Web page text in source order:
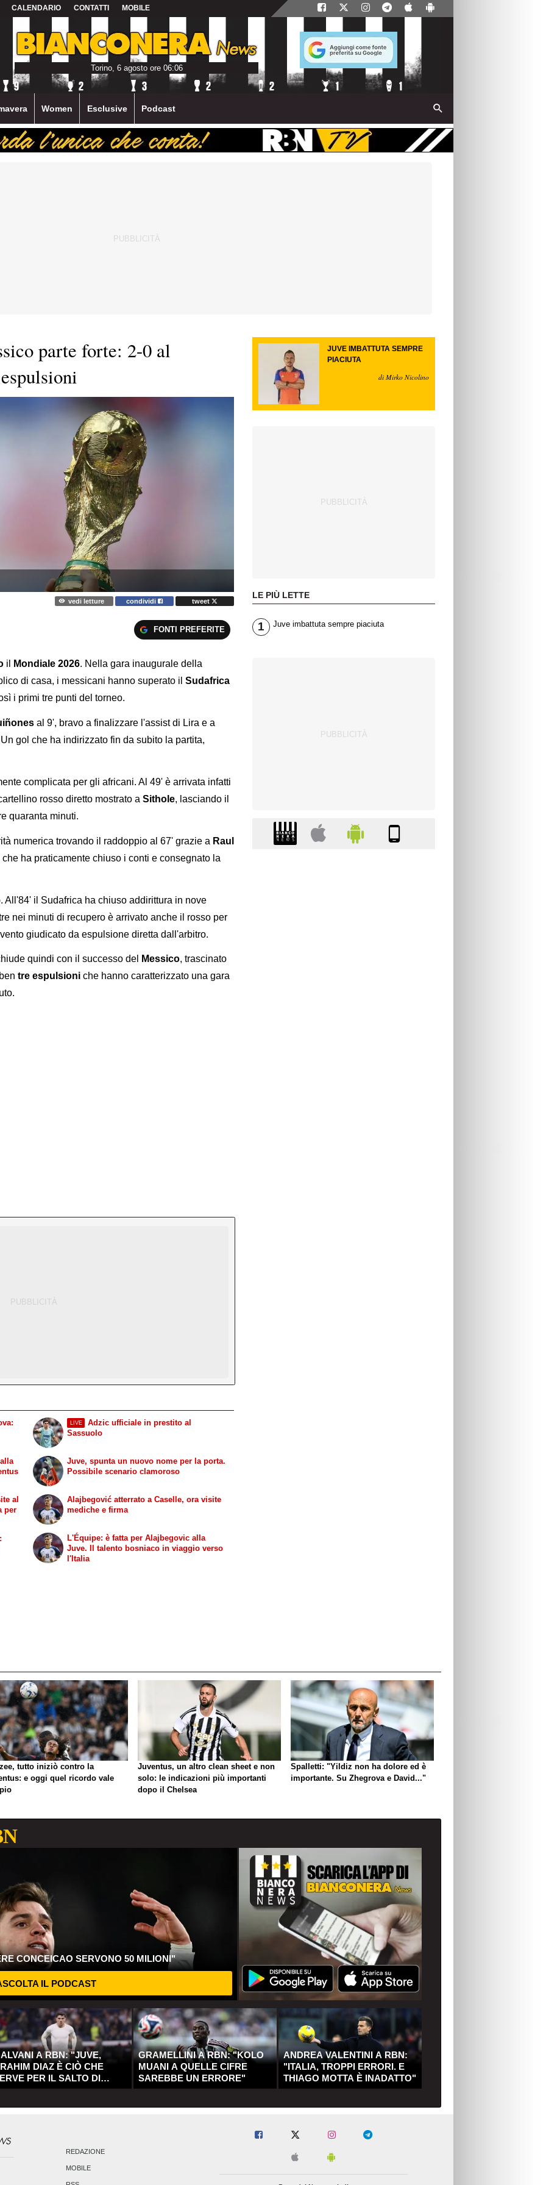
CALENDARIO CONTATTI MOBILE
Torino, 6 agosto ore 06:06
Women Esclusive Podcast
parte forte: 2-0 al
vedi letture condividi tweet
FONTI PREFERITE
il Mondiale 2026. Nella gara inaugurale della
di casa, i messicani hanno superato il Sudafrica
i primi tre punti del torneo.
al 9', bravo a finalizzare l'assist di Lira e a
gol che ha indirizzato fin da subito la partita,
complicata per gli africani. Al 49' è arrivata infatti
rosso diretto mostrato a Sithole, lasciando il
quaranta minuti.
numerica trovando il raddoppio al 67' grazie a Raul
ha praticamente chiuso i conti e consegnato la
All'84' il Sudafrica ha chiuso addirittura in nove
nei minuti di recupero è arrivato anche il rosso per
giudicato da espulsione diretta dall'arbitro.
quindi con il successo del Messico, trascinato
tre espulsioni che hanno caratterizzato una gara
LIVE
Adzic ufficiale in prestito al
Sassuolo
Juve, spunta un nuovo nome per la porta.
Possibile scenario clamoroso
al
per
Alajbegović atterrato a Caselle, ora visite
mediche e firma
L'Équipe: è fatta per Alajbegovic alla
Juve. Il talento bosniaco in viaggio verso
l'Italia
JUVE IMBATTUTA SEMPRE
PIACIUTA
di Mirko Nicolino
LE PIÙ LETTE
1 Juve imbattuta sempre piaciuta
tutto iniziò contro la
e oggi quel ricordo vale
Juventus, un altro clean sheet e non
solo: le indicazioni più importanti
dopo il Chelsea
Spalletti: "Yildiz non ha dolore ed è
importante. Su Zhegrova e David..."
CONCEICAO SERVONO 50 MILIONI"
IL PODCAST
A RBN: "JUVE,
DIAZ È CIÒ CHE
PER IL SALTO DI
GRAMELLINI A RBN: "KOLO
MUANI A QUELLE CIFRE
SAREBBE UN ERRORE"
ANDREA VALENTINI A RBN:
"ITALIA, TROPPI ERRORI. E
THIAGO MOTTA È INADATTO"
REDAZIONE
MOBILE